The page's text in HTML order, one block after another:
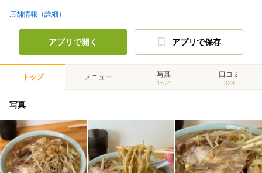
店舗情報（詳細）
アプリで開く アプリで保存
トップ メニュー 写真
1674
口コミ
328
写真